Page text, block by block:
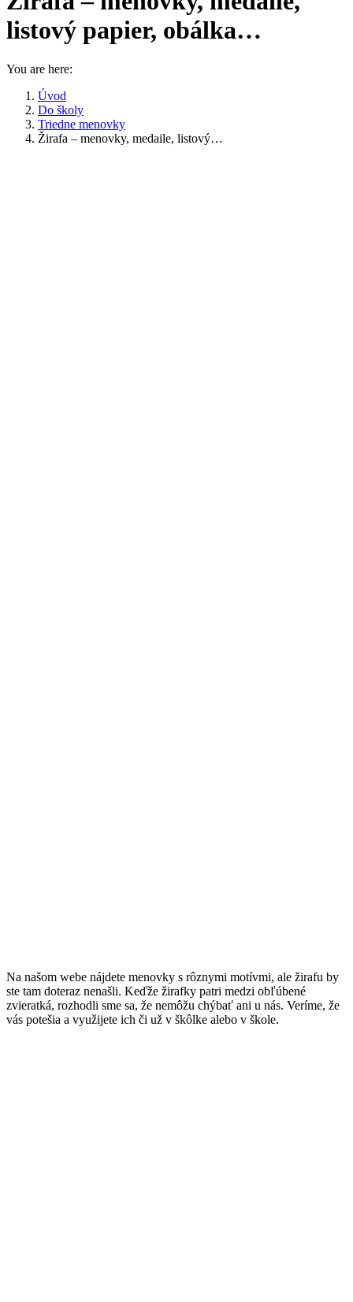
listový papier, obálka…
You are here:
Úvod
Do školy
Triedne menovky
Žirafa – menovky, medaile, listový…
Na našom webe nájdete menovky s rôznymi motívmi, ale žirafu by
ste tam doteraz nenašli. Keďže žirafky patri medzi obľúbené
zvieratká, rozhodli sme sa, že nemôžu chýbať ani u nás. Veríme, že
vás potešia a využijete ich či už v škôlke alebo v škole.